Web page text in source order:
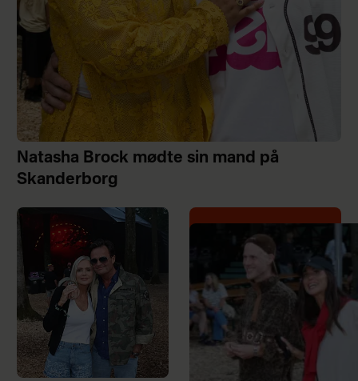
Natasha Brock mødte sin mand på
Skanderborg